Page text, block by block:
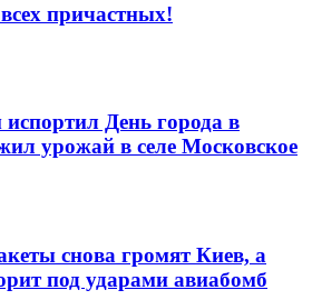
причастных!
День города в
урожай в селе Московское
снова громят Киев, а
под ударами авиабомб